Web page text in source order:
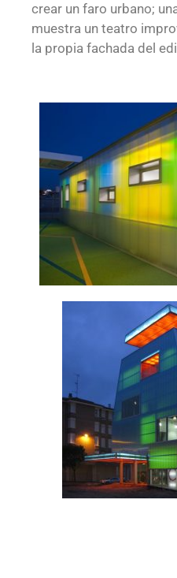
crear un faro urbano;
muestra un teatro
la propia fachada del